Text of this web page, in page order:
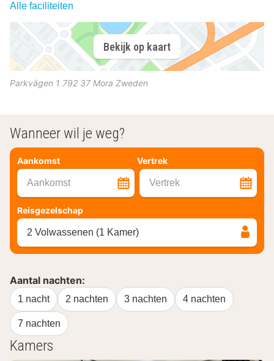
Alle faciliteiten
Bekijk op kaart
Parkvägen 1 792 37 Mora Zweden
Wanneer wil je weg?
Aankomst Vertrek
Aankomst Vertrek
Reisgezelschap
2 Volwassenen (1 Kamer)
Aantal nachten:
1 nacht 2 nachten 3 nachten 4 nachten
7 nachten
Kamers